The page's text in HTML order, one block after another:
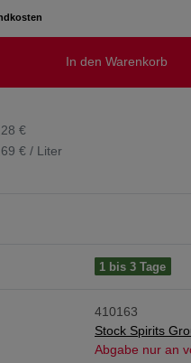
In den Warenkorb
€
€ / Liter
1 bis 3 Tage
410163
Stock Spirits
Abgabe nur an